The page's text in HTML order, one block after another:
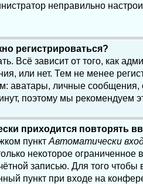
неправильно
регистрироваться?
Всё зависит от того, как
или нет. Тем не менее
аватары, личные сообщения,
поэтому мы рекомендуем
приходится повторять
пункт Автоматически
некоторое ограниченное
записью. Для того
пункт при входе на